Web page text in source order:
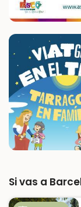
Si vas a